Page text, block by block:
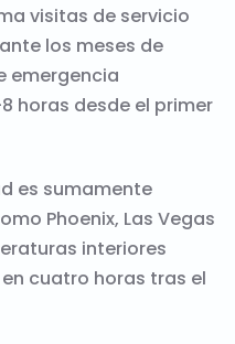
visitas de servicio
los meses de
emergencia
horas desde el primer
es sumamente
Phoenix, Las Vegas
interiores
cuatro horas tras el